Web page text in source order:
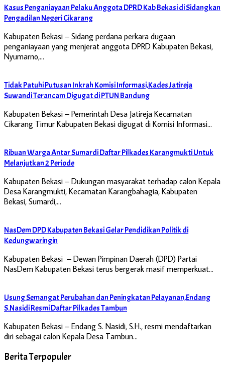
Kasus Penganiayaan Pelaku Anggota DPRD Kab Bekasi di Sidangkan
Pengadilan Negeri Cikarang
Kabupaten Bekasi – Sidang perdana perkara dugaan
penganiayaan yang menjerat anggota DPRD Kabupaten Bekasi,
Nyumarno,…
Tidak Patuhi Putusan Inkrah Komisi Informasi,Kades Jatireja
Suwandi Terancam Digugat di PTUN Bandung
Kabupaten Bekasi – Pemerintah Desa Jatireja Kecamatan
Cikarang Timur Kabupaten Bekasi digugat di Komisi Informasi…
Ribuan Warga Antar Sumardi Daftar Pilkades Karangmukti Untuk
Melanjutkan 2 Periode
Kabupaten Bekasi – Dukungan masyarakat terhadap calon Kepala
Desa Karangmukti, Kecamatan Karangbahagia, Kabupaten
Bekasi, Sumardi,…
NasDem DPD Kabupaten Bekasi Gelar Pendidikan Politik di
Kedungwaringin
Kabupaten Bekasi – Dewan Pimpinan Daerah (DPD) Partai
NasDem Kabupaten Bekasi terus bergerak masif memperkuat…
Usung Semangat Perubahan dan Peningkatan Pelayanan,Endang
S.Nasidi Resmi Daftar Pilkades Tambun
Kabupaten Bekasi – Endang S. Nasidi, S.H., resmi mendaftarkan
diri sebagai calon Kepala Desa Tambun…
Berita Terpopuler